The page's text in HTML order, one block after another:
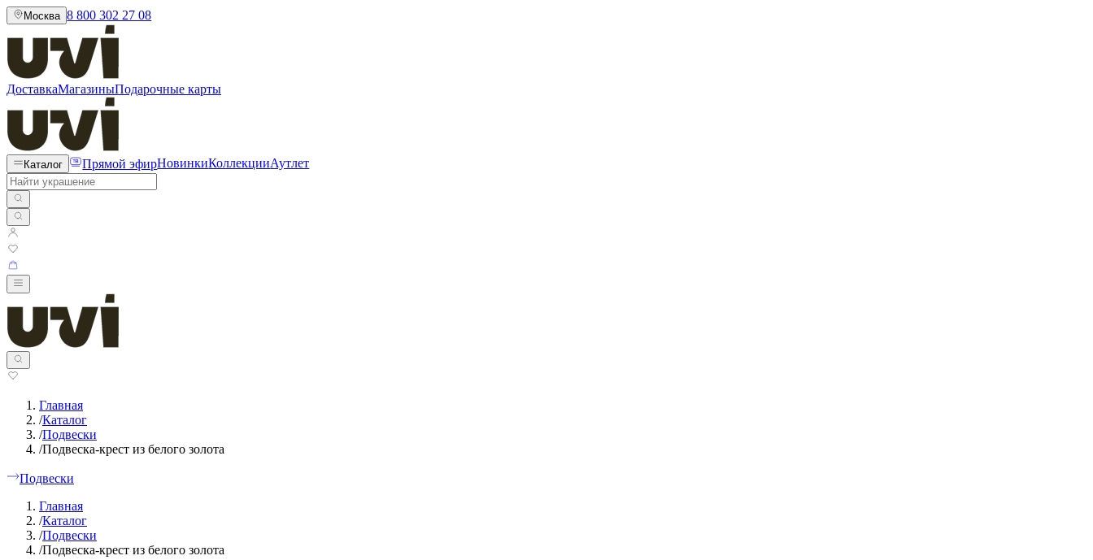
Москва 8 800 302 27 08
ДоставкаМагазиныПодарочные карты
Каталог Прямой эфирНовинкиКоллекцииАутлет
Главная
/Каталог
/Подвески
/Подвеска-крест из белого золота
Подвески
Главная
/Каталог
/Подвески
/Подвеска-крест из белого золота